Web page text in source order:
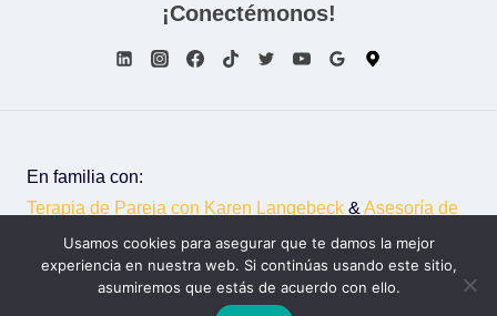
¡Conectémonos!
En familia con:
Terapia de Pareja con Karen Langebeck & Asesoría de
Imagen con Liliana Falla
© 2026 - Luisbetancourt.co
Usamos cookies para asegurar que te damos la mejor
experiencia en nuestra web. Si continúas usando este sitio,
asumiremos que estás de acuerdo con ello.